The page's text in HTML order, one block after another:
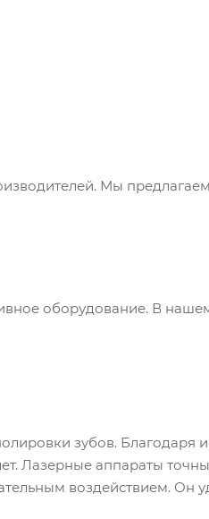
Мы
оборудование. В
зубов. Благодаря
Лазерные аппараты
воздействием. Он